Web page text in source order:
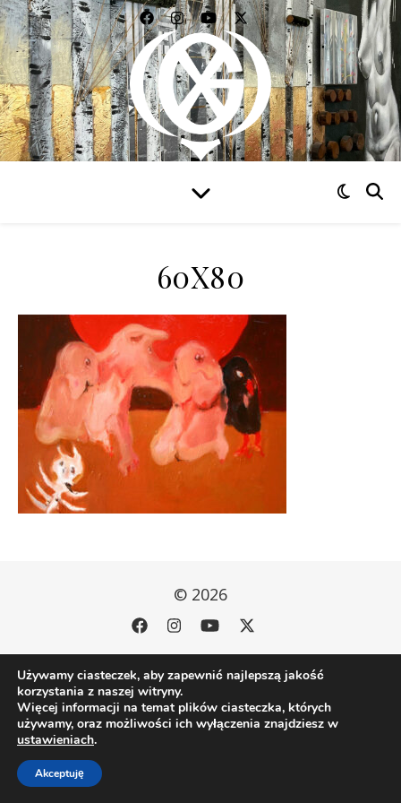
WIDZIEĆ WSZYSTKO
60X80
© 2026
Używamy ciasteczek, aby zapewnić najlepszą jakość
korzystania z naszej witryny.
Więcej informacji na temat plików ciasteczka, których
używamy, oraz możliwości ich wyłączenia znajdziesz w
ustawieniach.
Akceptuję